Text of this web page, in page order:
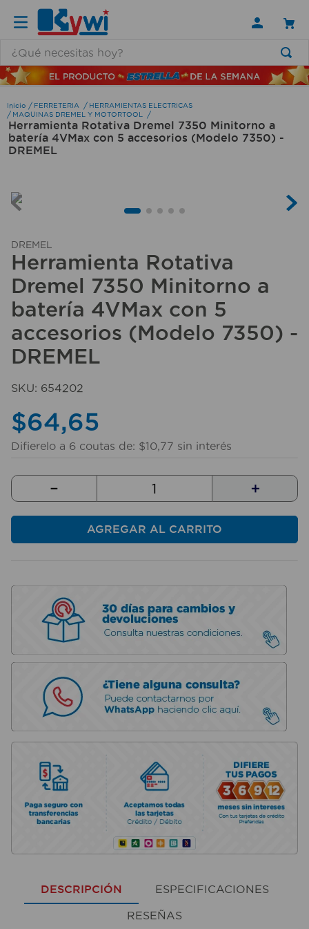
FERRETERIA
HERRAMIENTAS ELECTRICAS
MAQUINAS DREMEL Y MOTORTOOL
Herramienta Rotativa Dremel 7350 Minitorno a
batería 4VMax con 5 accesorios (Modelo 7350) -
DREMEL
DREMEL
Herramienta Rotativa
Dremel 7350 Minitorno a
batería 4VMax con 5
accesorios (Modelo 7350) -
DREMEL
SKU: 654202
$64,65
Difierelo a 6 coutas de: $10,77 sin interés
＋
－
AGREGAR AL CARRITO
DESCRIPCIÓN ESPECIFICACIONES
RESEÑAS
TÉRMINOS MÁS BUSCADOS
1 .
lamparas
2.
ducha
3.
silla
5.
7.
cerradura
8
aspiradora
9.
fregadero
10. taladro